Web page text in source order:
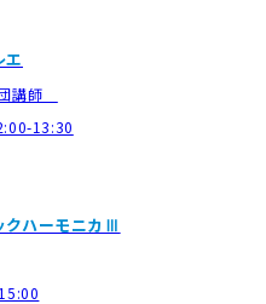
エ
講師
13:30
クハーモニカⅢ